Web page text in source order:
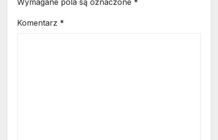
Wymagane pola są oznaczone *
Komentarz *